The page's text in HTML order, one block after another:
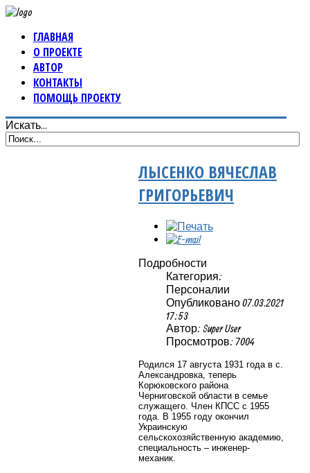
ГЛАВНАЯ
О ПРОЕКТЕ
АВТОР
КОНТАКТЫ
ПОМОЩЬ ПРОЕКТУ
Искать...
ЛЫСЕНКО ВЯЧЕСЛАВ
ГРИГОРЬЕВИЧ
Подробности
Категория:
Персоналии
Опубликовано 07.03.2021
17:53
Автор: Super User
Просмотров: 7004
Родился 17 августа 1931 года в с.
Александровка, теперь
Корюковского района
Черниговской области в семье
служащего. Член КПСС с 1955
года. В 1955 году окончил
Украинскую
сельскохозяйственную академию,
специальность – инженер-
механик.